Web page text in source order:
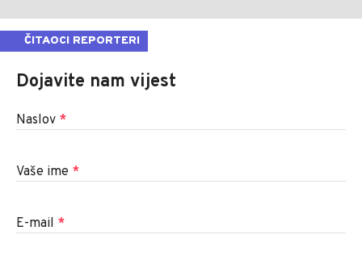
ČITAOCI REPORTERI
Dojavite nam vijest
Naslov *
Vaše ime *
E-mail *